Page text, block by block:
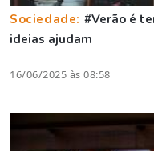
Sociedade: #Verão é
ideias ajudam
16/06/2025 às 08:58